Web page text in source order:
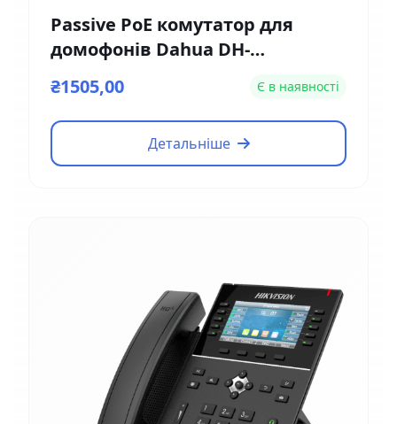
Passive PoE комутатор для
домофонів Dahua DH-
VTNS1060A
₴1505,00 Є в наявності
Детальніше